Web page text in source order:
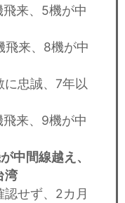
飛来、5機が中
飛来、8機が中
に忠誠、7年以
飛来、9機が中
中間線越え、
湾
認せず、2カ月